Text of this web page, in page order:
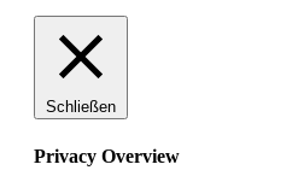
Schließen
Privacy Overview